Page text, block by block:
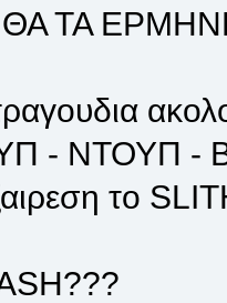
ΤΑ
- ΝΤΟΥΠ
το